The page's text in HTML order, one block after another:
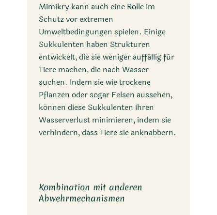
Mimikry kann auch eine Rolle im
Schutz vor extremen
Umweltbedingungen spielen. Einige
Sukkulenten haben Strukturen
entwickelt, die sie weniger auffällig für
Tiere machen, die nach Wasser
suchen. Indem sie wie trockene
Pflanzen oder sogar Felsen aussehen,
können diese Sukkulenten ihren
Wasserverlust minimieren, indem sie
verhindern, dass Tiere sie anknabbern.
Kombination mit anderen
Abwehrmechanismen